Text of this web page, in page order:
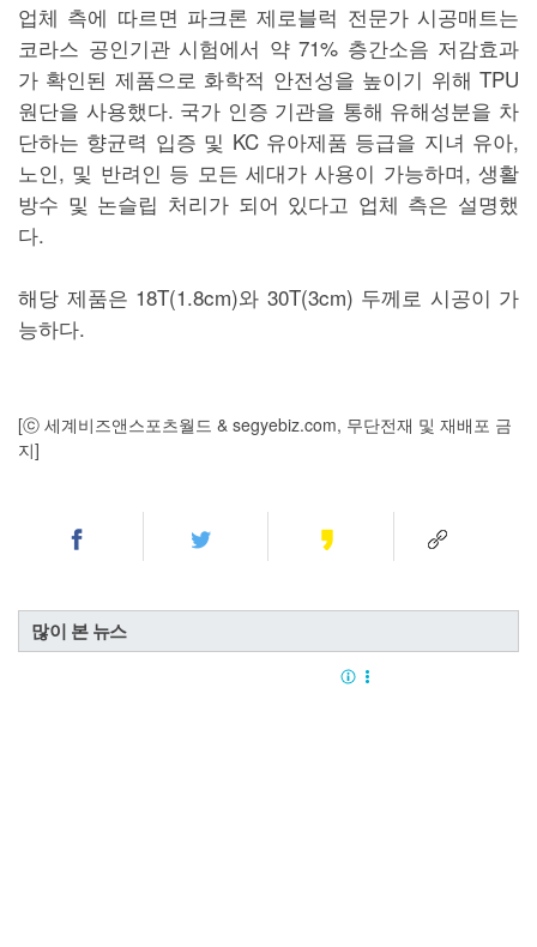
업체 측에 따르면 파크론 제로블럭 전문가 시공매트는
코라스 공인기관 시험에서 약 71% 층간소음 저감효과
가 확인된 제품으로 화학적 안전성을 높이기 위해 TPU
원단을 사용했다. 국가 인증 기관을 통해 유해성분을 차
단하는 향균력 입증 및 KC 유아제품 등급을 지녀 유아,
노인, 및 반려인 등 모든 세대가 사용이 가능하며, 생활
방수 및 논슬립 처리가 되어 있다고 업체 측은 설명했
다.
해당 제품은 18T(1.8cm)와 30T(3cm) 두께로 시공이 가
능하다.
[ⓒ 세계비즈앤스포츠월드 & segyebiz.com, 무단전재 및 재배포 금
지]
많이 본 뉴스